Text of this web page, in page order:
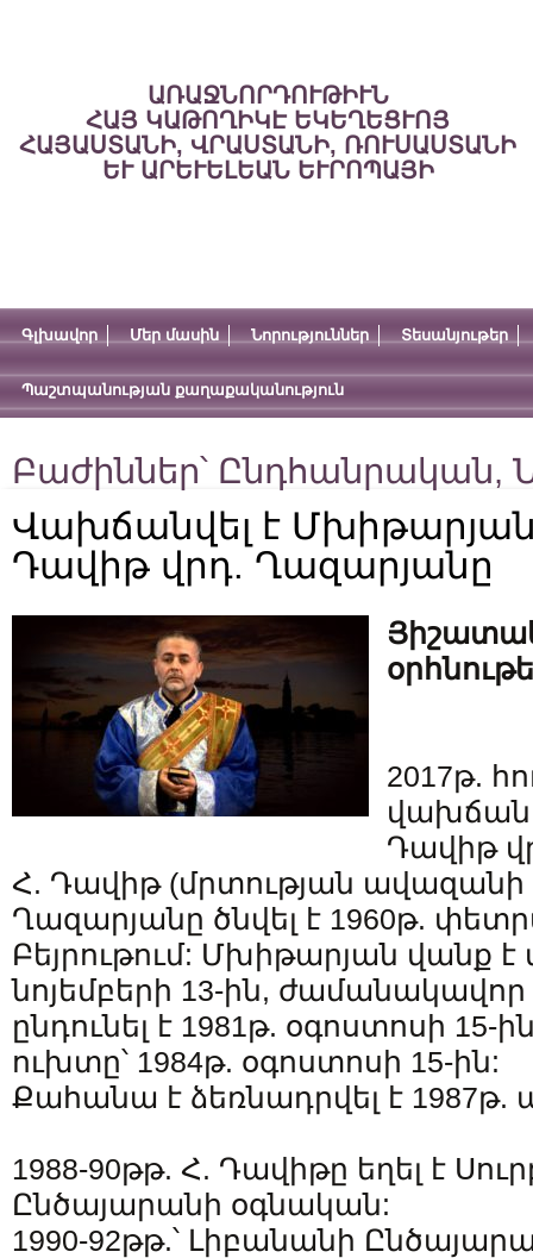
ԱՌԱՋՆՈՐԴՈՒԹԻՒՆ
ՀԱՅ ԿԱԹՈՂԻԿԷ ԵԿԵՂԵՑՒՈՅ
ՀԱՅԱՍՏԱՆԻ, ՎՐԱՍՏԱՆԻ, ՌՈՒՍԱՍՏԱՆԻ
ԵՒ ԱՐԵՒԵԼԵԱՆ ԵՒՐՈՊԱՅԻ
Գլխավոր Մեր մասին Նորություններ Տեսանյութեր
Պաշտպանության քաղաքականություն
Բաժիններ՝ Ընդհանրական,
Վախճանվել է
Դավիթ վրդ. Ղազարյանը
2017թ.
Դավիթ
Հ. Դավիթ (մրտության ավազանի
Ղազարյանը ծնվել է 1960թ.
Բեյրութում: Մխիթարյան վանք է
նոյեմբերի 13-ին,
ընդունել է 1981թ. օգոստոսի 15-
ուխտը՝ 1984թ. օգոստոսի 15-ին:
Քահանա է ձեռնադրվել է 1987թ.
1988-90թթ. Հ. Դավիթը եղել է
Ընծայարանի օգնական:
1990-92թթ.՝ Լիբանանի